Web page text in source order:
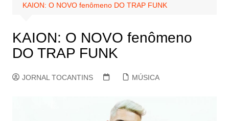
KAION: O NOVO fenômeno DO TRAP FUNK
KAION: O NOVO fenômeno
DO TRAP FUNK
JORNAL TOCANTINS MÚSICA